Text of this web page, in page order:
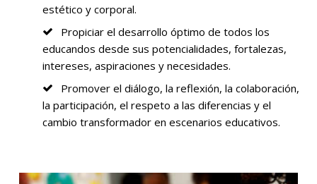
estético y corporal.
Propiciar el desarrollo óptimo de todos los
educandos desde sus potencialidades, fortalezas,
intereses, aspiraciones y necesidades.
Promover el diálogo, la reflexión, la colaboración,
la participación, el respeto a las diferencias y el
cambio transformador en escenarios educativos.